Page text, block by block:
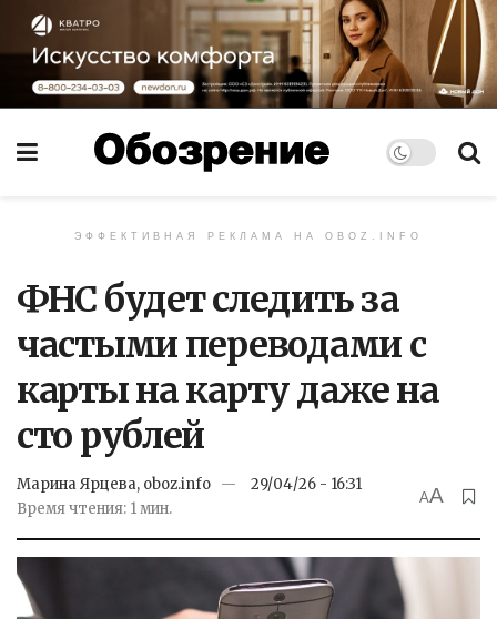
ЭФФЕКТИВНАЯ РЕКЛАМА НА OBOZ.INFO
ФНС будет следить за
частыми переводами с
карты на карту даже на
сто рублей
Марина Ярцева, oboz.info
29/04/26 - 16:31
Время чтения: 1 мин.
AA